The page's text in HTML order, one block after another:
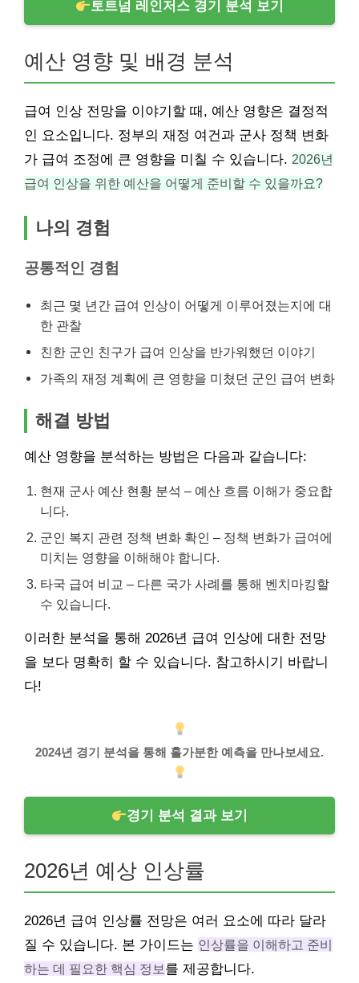
토트넘 레인저스 경기 분석 보기
예산 영향 및 배경 분석
급여 인상 전망을 이야기할 때, 예산 영향은 결정적
인 요소입니다. 정부의 재정 여건과 군사 정책 변화
가 급여 조정에 큰 영향을 미칠 수 있습니다. 2026년
급여 인상을 위한 예산을 어떻게 준비할 수 있을까요?
나의 경험
공통적인 경험
최근 몇 년간 급여 인상이 어떻게 이루어졌는지에 대
한 관찰
친한 군인 친구가 급여 인상을 반가워했던 이야기
가족의 재정 계획에 큰 영향을 미쳤던 군인 급여 변화
해결 방법
예산 영향을 분석하는 방법은 다음과 같습니다:
현재 군사 예산 현황 분석 – 예산 흐름 이해가 중요합
니다.
군인 복지 관련 정책 변화 확인 – 정책 변화가 급여에
미치는 영향을 이해해야 합니다.
타국 급여 비교 – 다른 국가 사례를 통해 벤치마킹할
수 있습니다.
이러한 분석을 통해 2026년 급여 인상에 대한 전망
을 보다 명확히 할 수 있습니다. 참고하시기 바랍니
다!
2024년 경기 분석을 통해 홀가분한 예측을 만나보세요.
경기 분석 결과 보기
2026년 예상 인상률
2026년 급여 인상률 전망은 여러 요소에 따라 달라
질 수 있습니다. 본 가이드는 인상률을 이해하고 준비
하는 데 필요한 핵심 정보 를 제공합니다.